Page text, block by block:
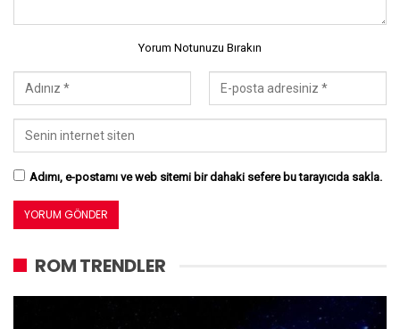
Yorum Notunuzu Bırakın
Adımı, e-postamı ve web sitemi bir dahaki sefere bu tarayıcıda sakla.
ROM TRENDLER